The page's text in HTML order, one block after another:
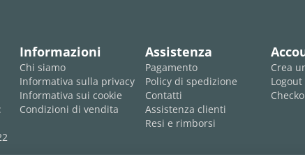
Informazioni
Chi siamo
Informativa sulla privacy
Informativa sui cookie
Condizioni di vendita
Assistenza
Pagamento
Policy di spedizione
Contatti
Assistenza clienti
Resi e rimborsi
Crea
Logout